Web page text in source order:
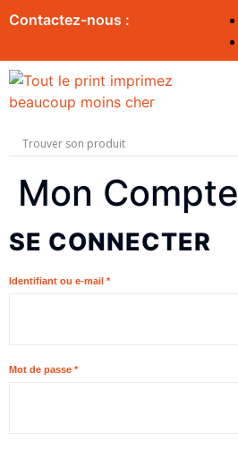
Contactez-nous :
Mon Compte
SE CONNECTER
Identifiant ou e-mail *
Mot de passe *